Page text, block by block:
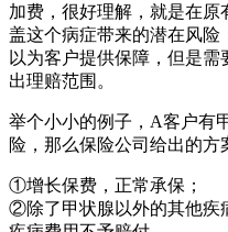
加费，很好理解，就是在
盖这个病症带来的潜在风
以为客户提供保障，但是
出理赔范围。
举个小小的例子，A客户有
险，那么保险公司给出的方
①增长保费，正常承保；
②除了甲状腺以外的其他疾